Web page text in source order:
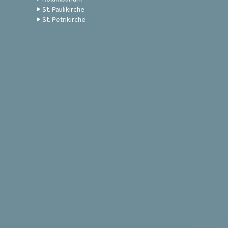
St. Paulikirche
St. Petrikirche